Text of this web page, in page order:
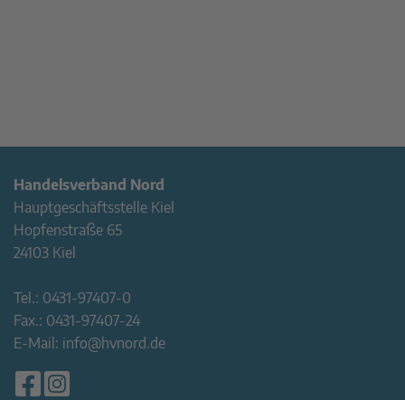
Handelsverband Nord
Hauptgeschäftsstelle Kiel
Hopfenstraße 65
24103 Kiel
Tel.: 0431-97407-0
Fax.: 0431-97407-24
E-Mail: info@hvnord.de